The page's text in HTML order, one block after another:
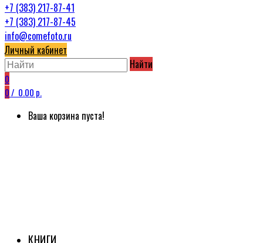
+7 (383) 217-87-41
+7 (383) 217-87-45
info@comefoto.ru
Личный кабинет
Найти
0
0/ 0.00 р.
Ваша корзина пуста!
КНИГИ